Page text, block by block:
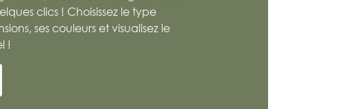
clics ! Choisissez le type
ses couleurs et visualisez le
!